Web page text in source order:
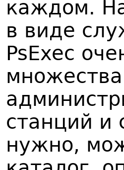
каждом.
в виде
PsExec
станций и
нужно,